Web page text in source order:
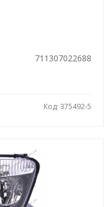
711307022688
Код: 375492-5